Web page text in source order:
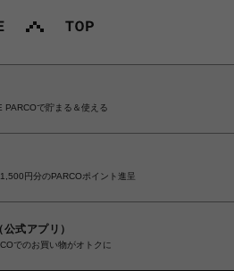
PARCOで貯まる＆使える
円分のPARCOポイント進呈
式アプリ）
でのお買い物がオトクに